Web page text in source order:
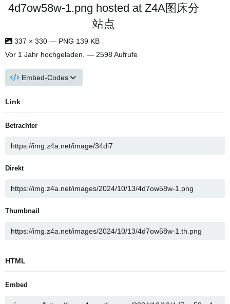
4d7ow58w-1.png hosted at Z4A图床分
站点
337 × 330 — PNG 139 KB
Vor 1 Jahr hochgeladen. — 2598 Aufrufe
Embed-Codes
Link
Betrachter
Direkt
Thumbnail
HTML
Embed